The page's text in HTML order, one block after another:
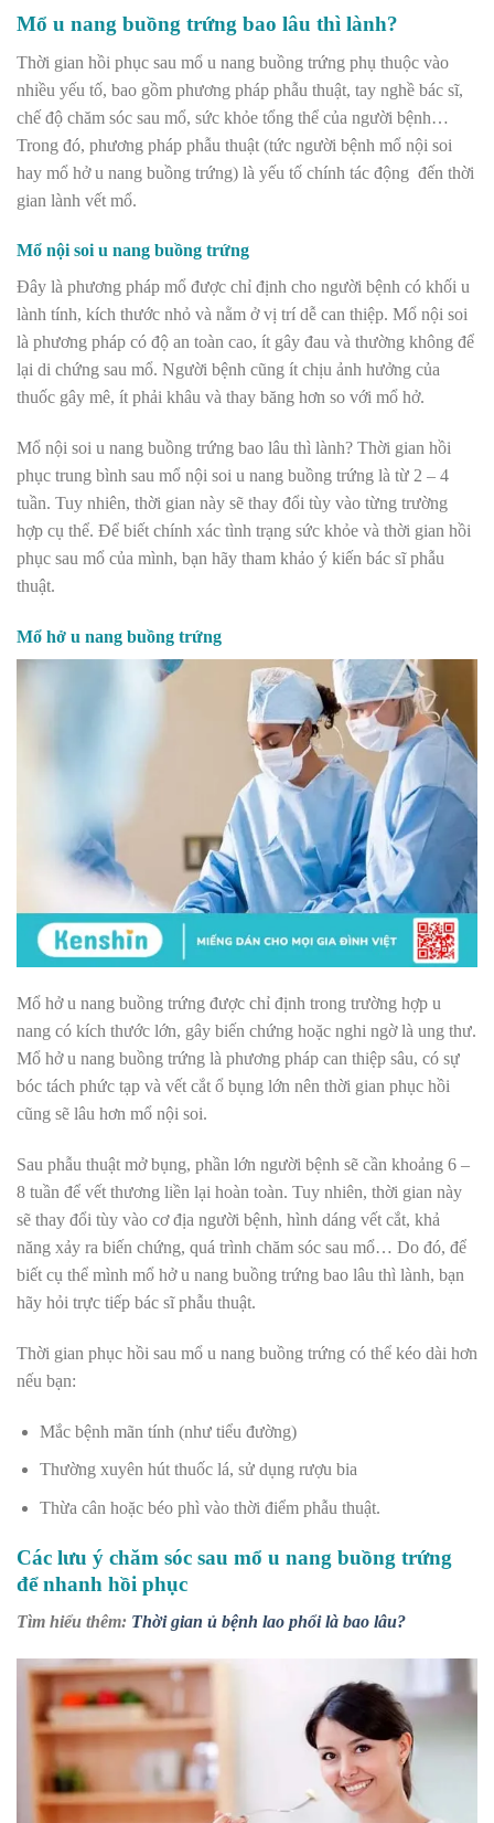
Mổ u nang buồng trứng bao lâu thì lành?
Thời gian hồi phục sau mổ u nang buồng trứng phụ thuộc vào
nhiều yếu tố, bao gồm phương pháp phẫu thuật, tay nghề bác sĩ,
chế độ chăm sóc sau mổ, sức khỏe tổng thể của người bệnh…
Trong đó, phương pháp phẫu thuật (tức người bệnh mổ nội soi
hay mổ hở u nang buồng trứng) là yếu tố chính tác động đến thời
gian lành vết mổ.
Mổ nội soi u nang buồng trứng
Đây là phương pháp mổ được chỉ định cho người bệnh có khối u
lành tính, kích thước nhỏ và nằm ở vị trí dễ can thiệp. Mổ nội soi
là phương pháp có độ an toàn cao, ít gây đau và thường không để
lại di chứng sau mổ. Người bệnh cũng ít chịu ảnh hưởng của
thuốc gây mê, ít phải khâu và thay băng hơn so với mổ hở.
Mổ nội soi u nang buồng trứng bao lâu thì lành? Thời gian hồi
phục trung bình sau mổ nội soi u nang buồng trứng là từ 2 – 4
tuần. Tuy nhiên, thời gian này sẽ thay đổi tùy vào từng trường
hợp cụ thể. Để biết chính xác tình trạng sức khỏe và thời gian hồi
phục sau mổ của mình, bạn hãy tham khảo ý kiến bác sĩ phẫu
thuật.
Mổ hở u nang buồng trứng
Mổ hở u nang buồng trứng được chỉ định trong trường hợp u
nang có kích thước lớn, gây biến chứng hoặc nghi ngờ là ung thư.
Mổ hở u nang buồng trứng là phương pháp can thiệp sâu, có sự
bóc tách phức tạp và vết cắt ổ bụng lớn nên thời gian phục hồi
cũng sẽ lâu hơn mổ nội soi.
Sau phẫu thuật mở bụng, phần lớn người bệnh sẽ cần khoảng 6 –
8 tuần để vết thương liền lại hoàn toàn. Tuy nhiên, thời gian này
sẽ thay đổi tùy vào cơ địa người bệnh, hình dáng vết cắt, khả
năng xảy ra biến chứng, quá trình chăm sóc sau mổ… Do đó, để
biết cụ thể mình mổ hở u nang buồng trứng bao lâu thì lành, bạn
hãy hỏi trực tiếp bác sĩ phẫu thuật.
Thời gian phục hồi sau mổ u nang buồng trứng có thể kéo dài hơn
nếu bạn:
Mắc bệnh mãn tính (như tiểu đường)
Thường xuyên hút thuốc lá, sử dụng rượu bia
Thừa cân hoặc béo phì vào thời điểm phẫu thuật.
Các lưu ý chăm sóc sau mổ u nang buồng trứng
để nhanh hồi phục
Tìm hiểu thêm: Thời gian ủ bệnh lao phổi là bao lâu?